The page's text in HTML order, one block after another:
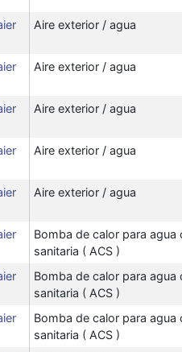
Aire exterior / agua
Aire exterior / agua
Aire exterior / agua
Aire exterior / agua
Aire exterior / agua
Bomba de calor para agua
sanitaria ( ACS )
Bomba de calor para agua
sanitaria ( ACS )
Bomba de calor para agua
sanitaria ( ACS )